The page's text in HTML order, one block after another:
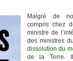
Malgré de
compris chez
ministre de
des ministres
dissolution du
de la Terre.